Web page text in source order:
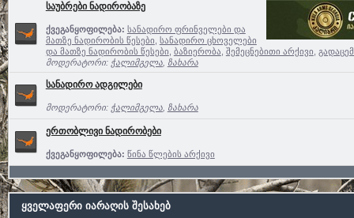
საუბრები ნადირობაზე
ქვეგანყოფილება: სანადირო ფრინველები და
მათზე ნადირობის წესები სანადირო ცხოველები
და მათზე ნადირობის წესები ბაზიერობა შემეცნებითი არქივი
მოდერატორი: ჭალიმგელა, ზახარა
სანადირო ადგილები
მოდერატორი: ჭალიმგელა, ზახარა
ერთობლივი ნადირობები
ქვეგანყოფილება: წინა წლების არქივი
ყველაფერი იარაღის შესახებ